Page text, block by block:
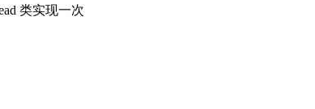
类实现一次